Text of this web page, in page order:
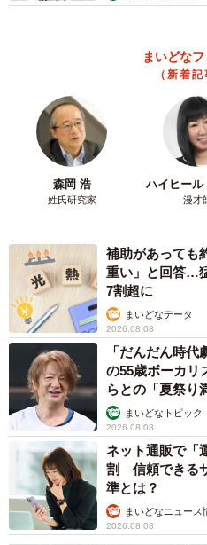
逃げられてしまいました。 ※人生い
そんなカラスの置き引きの瞬
撮影されていた映像でしたが
理していたところ発見しまし
反響となり、リプ欄にもたく
います。
「狙ってたに違いない」
「諦めないで追いかけてくの
「最後の哀愁漂う背中がww」
「これ、神動画ですよね」
まいどな
（新着記
森岡 浩
姓氏研究家
ハイヒール
漫才
補助があっても
重い」と回答…
7割超に
まいどなデータ
2026.08.08
「だんだん時
の55歳ボーカ
らとの「夏祭り
まいどなトピック
2026.08.08
ネット通販で「
割 信頼できる
準とは？
まいどなニュース
2026.08.08